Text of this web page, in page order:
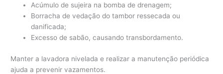
Acúmulo de sujeira na bomba de drenagem;
Borracha de vedação do tambor ressecada ou
danificada;
Excesso de sabão, causando transbordamento.
Manter a lavadora nivelada e realizar a manutenção periódica
ajuda a prevenir vazamentos.